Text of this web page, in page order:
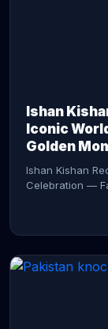
Ishan
Iconic
Golden
Ishan Kishan
Celebration —